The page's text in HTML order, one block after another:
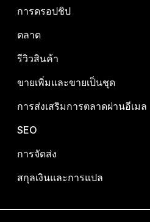
การดรอปชิป
ตลาด
รีวิวสินค้า
ขายเพิ่มและขายเป็นชุด
การส่งเสริมการตลาดผ่านอีเมล
SEO
การจัดส่ง
สกุลเงินและการแปล